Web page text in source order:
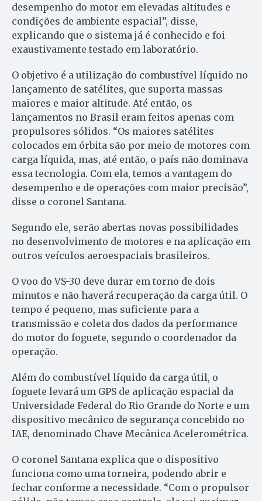
desempenho do motor em elevadas altitudes e
condições de ambiente espacial”, disse,
explicando que o sistema já é conhecido e foi
exaustivamente testado em laboratório.
O objetivo é a utilização do combustível líquido no
lançamento de satélites, que suporta massas
maiores e maior altitude. Até então, os
lançamentos no Brasil eram feitos apenas com
propulsores sólidos. “Os maiores satélites
colocados em órbita são por meio de motores com
carga líquida, mas, até então, o país não dominava
essa tecnologia. Com ela, temos a vantagem do
desempenho e de operações com maior precisão”,
disse o coronel Santana.
Segundo ele, serão abertas novas possibilidades
no desenvolvimento de motores e na aplicação em
outros veículos aeroespaciais brasileiros.
O voo do VS-30 deve durar em torno de dois
minutos e não haverá recuperação da carga útil. O
tempo é pequeno, mas suficiente para a
transmissão e coleta dos dados da performance
do motor do foguete, segundo o coordenador da
operação.
Além do combustível líquido da carga útil, o
foguete levará um GPS de aplicação espacial da
Universidade Federal do Rio Grande do Norte e um
dispositivo mecânico de segurança concebido no
IAE, denominado Chave Mecânica Acelerométrica.
O coronel Santana explica que o dispositivo
funciona como uma torneira, podendo abrir e
fechar conforme a necessidade. “Com o propulsor